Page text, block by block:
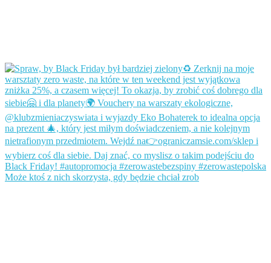
Może ktoś z nich skorzysta, gdy będzie chciał zrob